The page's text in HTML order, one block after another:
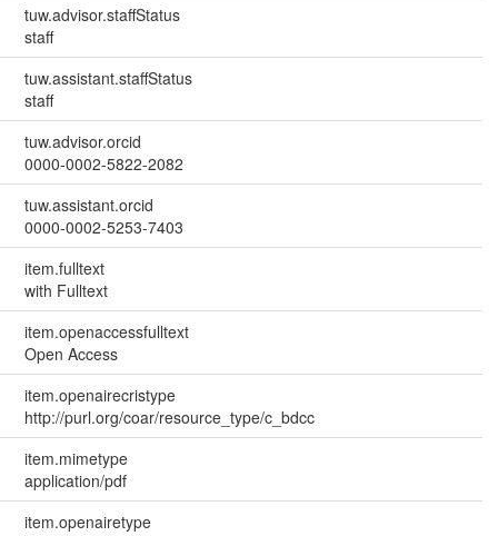
tuw.advisor.staffStatus
staff
tuw.assistant.staffStatus
staff
tuw.advisor.orcid
0000-0002-5822-2082
tuw.assistant.orcid
0000-0002-5253-7403
item.fulltext
with Fulltext
item.openaccessfulltext
Open Access
item.openairecristype
http://purl.org/coar/resource_type/c_bdcc
item.mimetype
application/pdf
item.openairetype